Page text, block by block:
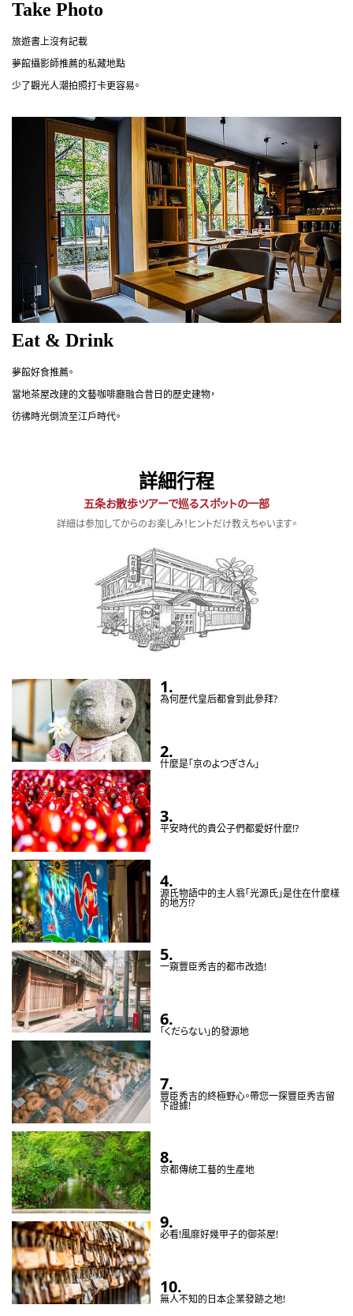
Take Photo
旅遊書上沒有記載
夢館攝影師推薦的私藏地點
少了觀光人潮拍照打卡更容易。
Eat & Drink
夢館好食推薦。
當地茶屋改建的文藝咖啡廳融合昔日的歷史建物，
彷彿時光倒流至江戶時代。
詳細行程
五条お散歩ツアーで巡るスポットの一部
詳細は参加してからのお楽しみ！ヒントだけ教えちゃいます。
1.
為何歷代皇后都會到此參拜?
2.
什麼是「京のよつぎさん」
3.
平安時代的貴公子們都愛好什麼!?
4.
源氏物語中的主人翁「光源氏」是住在什麼樣
的地方!?
5.
一窺豐臣秀吉的都市改造!
6.
「くだらない」的發源地
7.
豐臣秀吉的終極野心。帶您一探豐臣秀吉留
下證據!
8.
京都傳統工藝的生產地
9.
必看!風靡好幾甲子的御茶屋!
10.
無人不知的日本企業發跡之地!